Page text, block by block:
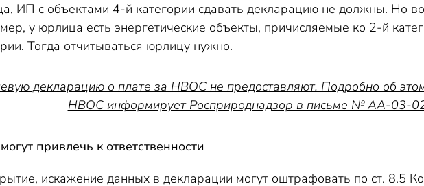
ИП с объектами 4-й категории сдавать декларацию не должны. Но
у юрлица есть энергетические объекты, причисляемые ко 2-й
Тогда отчитываться юрлицу нужно.
декларацию о плате за НВОС не предоставляют. Подробно об
НВОС информирует Росприроднадзор в письме № АА-03-
привлечь к ответственности
искажение данных в декларации могут оштрафовать по ст.